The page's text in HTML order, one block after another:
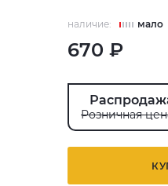
наличие: мало
670 ₽
Розничная